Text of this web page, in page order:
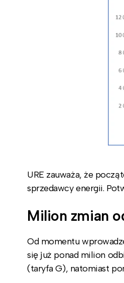
URE zauważa, że
sprzedawcy energii.
Milion zmian
Od momentu
się już ponad milion
(taryfa G), natomiast